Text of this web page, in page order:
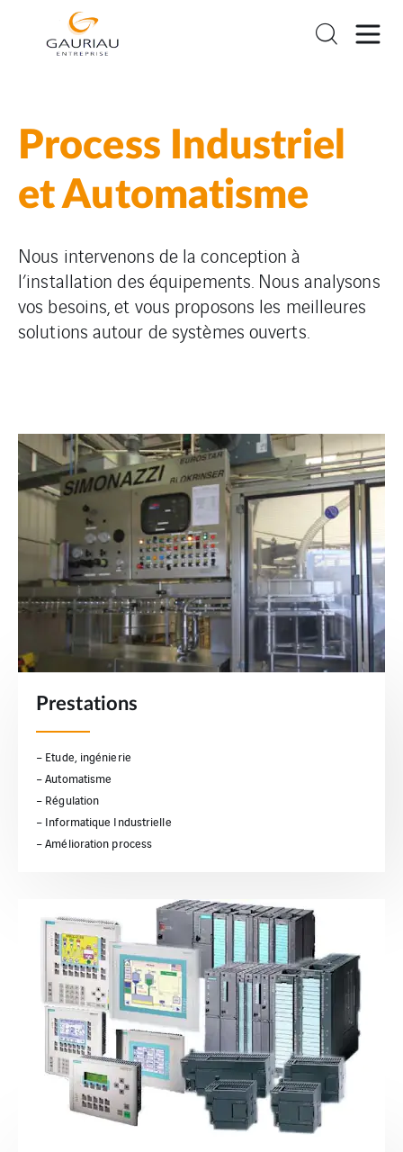
Process Industriel
et Automatisme
Nous intervenons de la conception à
l’installation des équipements. Nous analysons
vos besoins, et vous proposons les meilleures
solutions autour de systèmes ouverts.
Prestations
– Etude, ingénierie
– Automatisme
– Régulation
– Informatique Industrielle
– Amélioration process